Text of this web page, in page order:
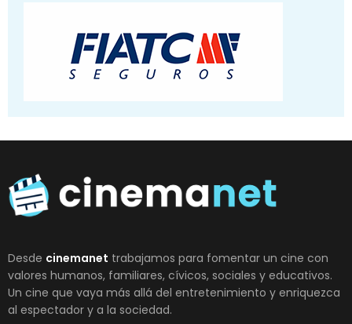
Desde cinemanet trabajamos para fomentar un cine con
valores humanos, familiares, cívicos, sociales y educativos.
Un cine que vaya más allá del entretenimiento y enriquezca
al espectador y a la sociedad.